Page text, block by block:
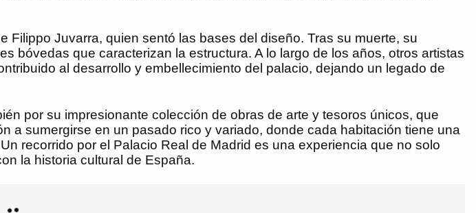
Filippo Juvarra, quien sentó las bases del diseño. Tras su muerte, su
bóvedas que caracterizan la estructura. A lo largo de los años, otros artistas
al desarrollo y embellecimiento del palacio, dejando un legado de
por su impresionante colección de obras de arte y tesoros únicos, que
a sumergirse en un pasado rico y variado, donde cada habitación tiene una
recorrido por el Palacio Real de Madrid es una experiencia que no solo
la historia cultural de España.